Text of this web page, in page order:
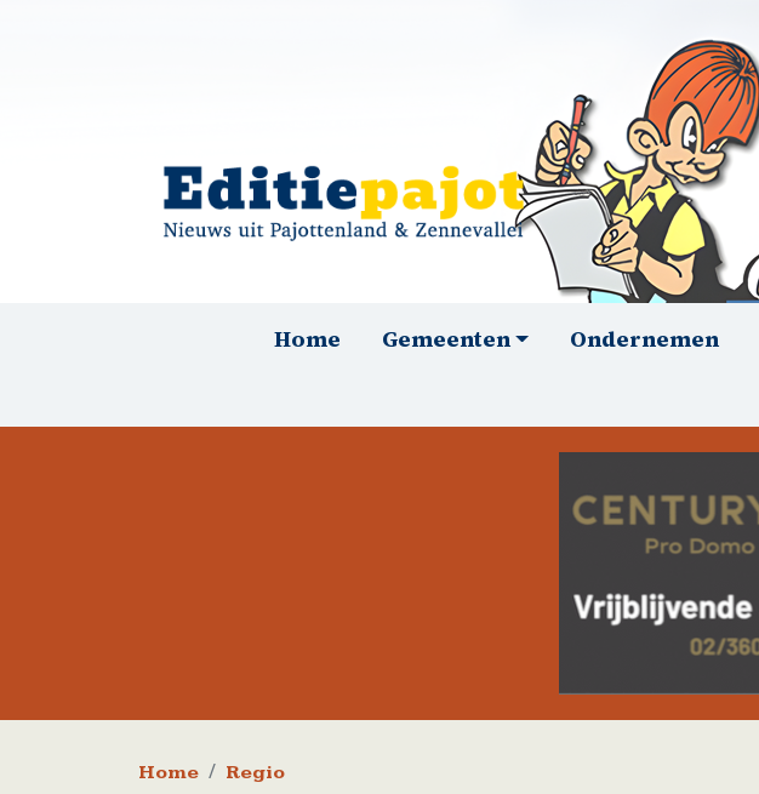
HoofdnavigatieHome Gemeenten Ondernemen
Kruimelpad
Home Regio